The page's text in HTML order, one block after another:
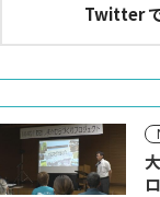
Twitter